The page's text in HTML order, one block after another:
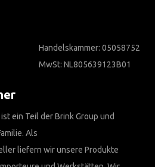
Handelskammer: 05058752
MwSt: NL805639123B01
ein Teil der Brink Group und
Als
liefern wir unsere Produkte